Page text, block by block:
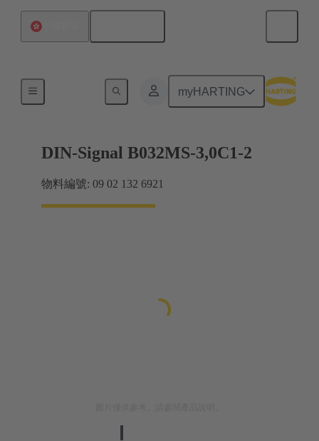
myHARTING
主機板到子插件板連接
DIN-Signal B032MS-3,0C1-2
物料編號: 09 02 132 6921